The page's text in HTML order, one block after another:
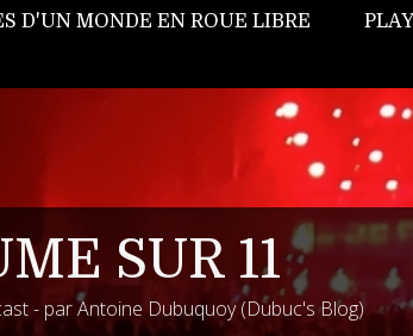
D'UN MONDE EN ROUE LIBRE
SUR 11
- par Antoine Dubuquoy (Dubuc's Blog)